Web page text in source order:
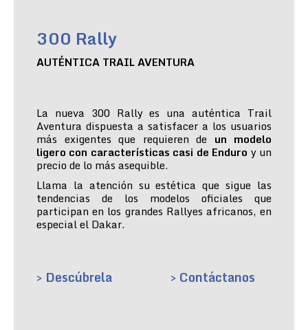
300 Rally
AUTÉNTICA TRAIL AVENTURA
La nueva 300 Rally es una auténtica Trail
Aventura dispuesta a satisfacer a los usuarios
más exigentes que requieren de un modelo
ligero con características casi de Enduro y un
precio de lo más asequible.
Llama la atención su estética que sigue las
tendencias de los modelos oficiales que
participan en los grandes Rallyes africanos, en
especial el Dakar.
> Descúbrela > Contáctanos